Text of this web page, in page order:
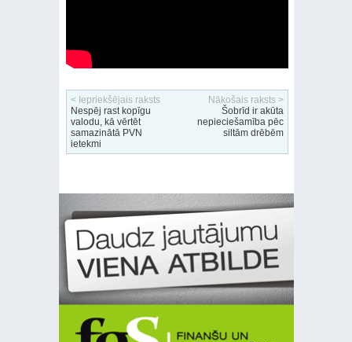
< Iepriekšējais raksts
Nespēj rast kopīgu
valodu, kā vērtēt
samazinātā PVN
ietekmi
Nākošais raksts >
Šobrīd ir akūta
nepieciešamība pēc
siltām drēbēm